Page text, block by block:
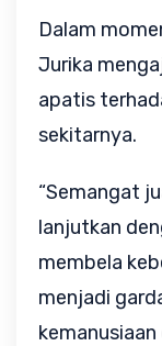
Dalam
Jurika
apatis
sekitarnya.
“Semangat
lanjutkan
membela
menjadi